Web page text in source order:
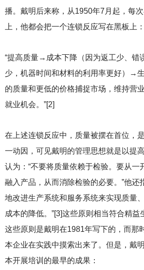
播。戴明后来称，从1950年7月起，每
上，他都会把一个连锁反应写在黑板上：
“提高质量→成本下降（因为返工少、错
少，机器时间和材料的利用率更好）→
的质量和更低的价格捕捉市场，维持营
就业机会。”[2]
在上述连锁反应中，质量被摆在首位，
一动因，可见戴明的管理思想就是以提
认为：“不要将质量依赖于检验。要从一
融入产品，从而消除检验的必要。”他还
地改进生产系统和服务系统来实现质量
成本的降低。”[3]这些原则相当符合精益
这些原则是戴明在1981年写下的，而那
本企业在实践中摸索出来了。但是，戴
本开展培训的最早的成果：